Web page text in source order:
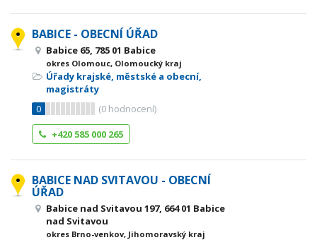
BABICE - OBECNÍ ÚŘAD
Babice 65, 785 01 Babice
okres Olomouc, Olomoucký kraj
Úřady krajské, městské a obecní,
magistráty
0
(0 hodnocení)
+420 585 000 265
BABICE NAD SVITAVOU - OBECNÍ
ÚŘAD
Babice nad Svitavou 197, 664 01 Babice
nad Svitavou
okres Brno-venkov, Jihomoravský kraj